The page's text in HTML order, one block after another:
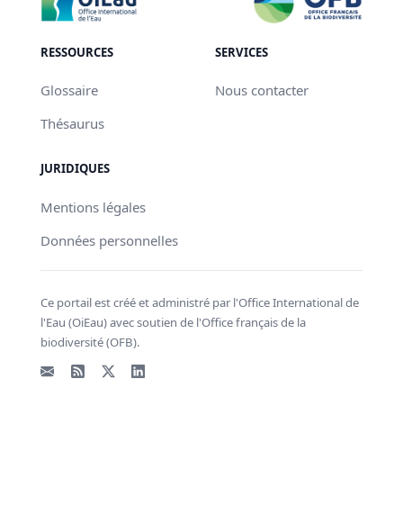
RESSOURCES
Glossaire
Thésaurus
SERVICES
Nous contacter
JURIDIQUES
Mentions légales
Données personnelles
Ce portail est créé et administré par l'Office International de
l'Eau (OiEau) avec soutien de l'Office français de la
biodiversité (OFB).